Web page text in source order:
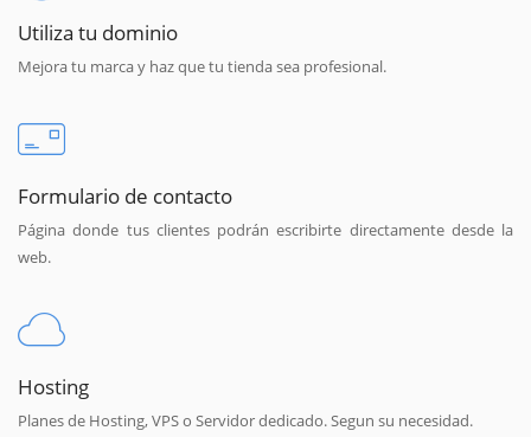
Utiliza tu dominio
Mejora tu marca y haz que tu tienda sea profesional.
Formulario de contacto
Página donde tus clientes podrán escribirte directamente desde la
web.
Hosting
Planes de Hosting, VPS o Servidor dedicado. Segun su necesidad.